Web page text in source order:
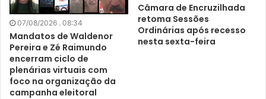
07/08/2026 . 08:34
Mandatos de Waldenor
Pereira e Zé Raimundo
encerram ciclo de
plenárias virtuais com
foco na organização da
campanha eleitoral
Câmara de Encruzilhada
retoma Sessões
Ordinárias após recesso
nesta sexta-feira